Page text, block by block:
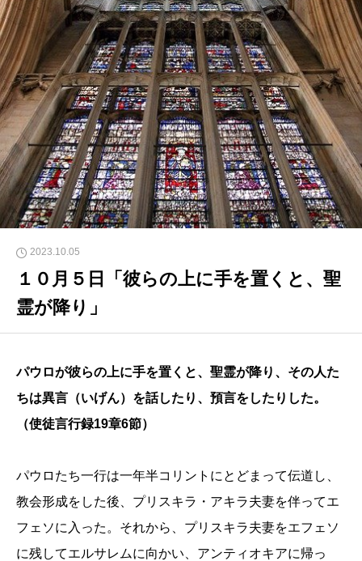
2023.10.05
１０月５日「彼らの上に手を置くと、聖
霊が降り」
パウロが彼らの上に手を置くと、聖霊が降り、その人た
ちは異言（いげん）を話したり、預言をしたりした。
（使徒言行録19章6節）
パウロたち一行は一年半コリントにとどまって伝道し、
教会形成をした後、プリスキラ・アキラ夫妻を伴ってエ
フェソに入った。それから、プリスキラ夫妻をエフェソ
に残してエルサレムに向かい、アンティオキアに帰っ